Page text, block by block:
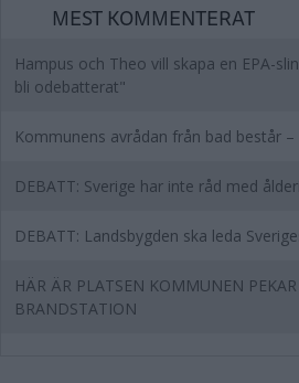
MEST KOMMENTERAT
Hampus och Theo vill skapa en EPA-
bli odebatterat"
Kommunens avrådan från bad består
DEBATT: Sverige har inte råd med
DEBATT: Landsbygden ska leda
HÄR ÄR PLATSEN KOMMUNEN
BRANDSTATION